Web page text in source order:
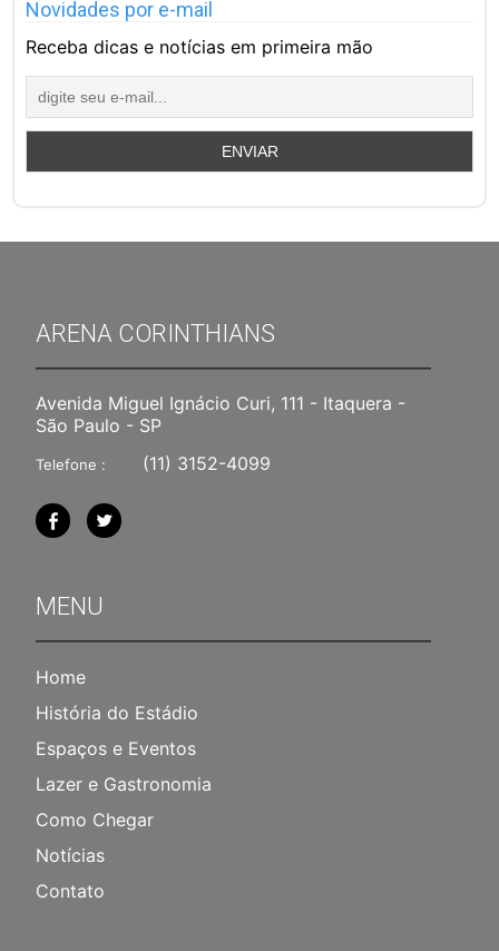
Novidades por e-mail
Receba dicas e notícias em primeira mão
ARENA CORINTHIANS
Avenida Miguel Ignácio Curi, 111 - Itaquera -
São Paulo - SP
Telefone : (11) 3152-4099
MENU
Home
História do Estádio
Espaços e Eventos
Lazer e Gastronomia
Como Chegar
Notícias
Contato